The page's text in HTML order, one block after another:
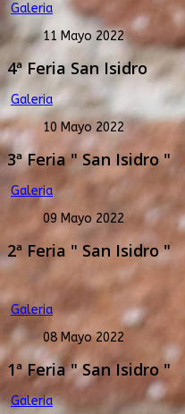
Galeria
11 Mayo 2022
4ª Feria San Isidro
Galeria
10 Mayo 2022
3ª Feria " San Isidro "
Galeria
09 Mayo 2022
2ª Feria " San Isidro "
Galeria
08 Mayo 2022
1ª Feria " San Isidro "
Galeria